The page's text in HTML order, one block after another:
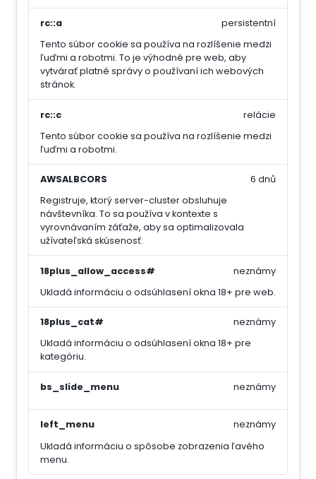
rc::a
Tento súbor cookie sa používa na rozlíšenie medzi
ľuďmi a robotmi. To je výhodné pre web, aby
vytvárať platné správy o používaní ich webových
stránok.
persistentní
rc::c
Tento súbor cookie sa používa na rozlíšenie medzi
ľuďmi a robotmi.
relácie
AWSALBCORS
Registruje, ktorý server-cluster obsluhuje
návštevníka. To sa používa v kontexte s
vyrovnávaním záťaže, aby sa optimalizovala
užívateľská skúsenosť.
6 dnů
18plus_allow_access#
Ukladá informáciu o odsúhlasení okna 18+ pre web.
neznámy
18plus_cat#
Ukladá informáciu o odsúhlasení okna 18+ pre
kategóriu.
neznámy
bs_slide_menu neznámy
left_menu
Ukladá informáciu o spôsobe zobrazenia ľavého
menu.
neznámy